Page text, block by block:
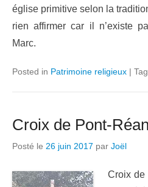
église primitive selon la
rien affirmer car il n’existe
Marc.
Posted in Patrimoine religieux |
Croix de Pont-Réan
Posté le 26 juin 2017 par Joël
Croix de